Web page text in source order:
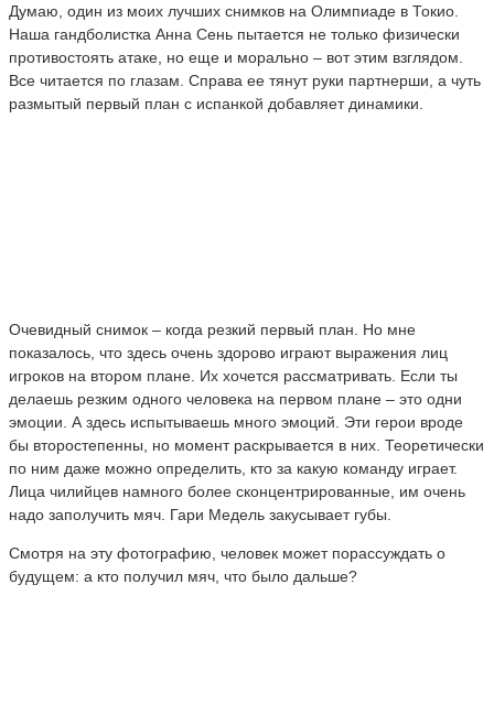
Думаю, один из моих лучших снимков на Олимпиаде в Токио.
Наша гандболистка Анна Сень пытается не только физически
противостоять атаке, но еще и морально – вот этим взглядом.
Все читается по глазам. Cправа ее тянут руки партнерши, а чуть
размытый первый план с испанкой добавляет динамики.
Очевидный снимок – когда резкий первый план. Но мне
показалось, что здесь очень здорово играют выражения лиц
игроков на втором плане. Их хочется рассматривать. Если ты
делаешь резким одного человека на первом плане – это одни
эмоции. А здесь испытываешь много эмоций. Эти герои вроде
бы второстепенны, но момент раскрывается в них. Теоретически
по ним даже можно определить, кто за какую команду играет.
Лица чилийцев намного более сконцентрированные, им очень
надо заполучить мяч. Гари Медель закусывает губы.
Смотря на эту фотографию, человек может порассуждать о
будущем: а кто получил мяч, что было дальше?